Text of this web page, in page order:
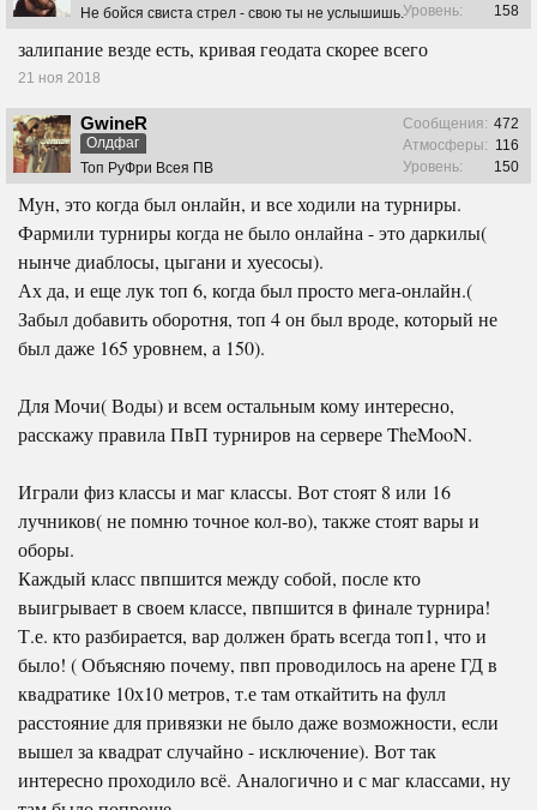
Не бойся свиста стрел - свою ты не услышишь.Уровень:
158
залипание везде есть, кривая геодата скорее всего
21 ноя 2018
GwineR
Олдфаг
Топ РуФри Всея ПВ
Сообщения: 472
Атмосферы: 116
Уровень:
150
Мун, это когда был онлайн, и все ходили на турниры.
Фармили турниры когда не было онлайна - это даркилы(
нынче диаблосы, цыгани и хуесосы).
Ах да, и еще лук топ 6, когда был просто мега-онлайн.(
Забыл добавить оборотня, топ 4 он был вроде, который не
был даже 165 уровнем, а 150).
Для Мочи( Воды) и всем остальным кому интересно,
расскажу правила ПвП турниров на сервере TheMooN.
Играли физ классы и маг классы. Вот стоят 8 или 16
лучников( не помню точное кол-во), также стоят вары и
оборы.
Каждый класс пвпшится между собой, после кто
выигрывает в своем классе, пвпшится в финале турнира!
Т.е. кто разбирается, вар должен брать всегда топ1, что и
было! ( Объясняю почему, пвп проводилось на арене ГД в
квадратике 10х10 метров, т.е там откайтить на фулл
расстояние для привязки не было даже возможности, если
вышел за квадрат случайно - исключение). Вот так
интересно проходило всё. Аналогично и с маг классами, ну